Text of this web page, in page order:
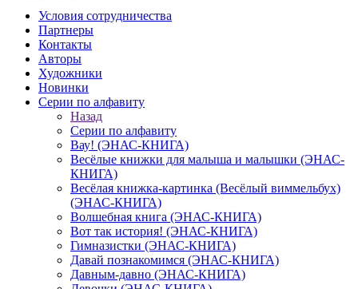
Условия сотрудничества
Партнеры
Контакты
Авторы
Художники
Новинки
Серии по алфавиту
Назад
Серии по алфавиту
Вау! (ЭНАС-КНИГА)
Весёлые книжки для малыша и малышки (ЭНАС-
КНИГА)
Весёлая книжка-картинка (Весёлый виммельбух)
(ЭНАС-КНИГА)
Волшебная книга (ЭНАС-КНИГА)
Вот так история! (ЭНАС-КНИГА)
Гимназистки (ЭНАС-КНИГА)
Давай познакомимся (ЭНАС-КНИГА)
Давным-давно (ЭНАС-КНИГА)